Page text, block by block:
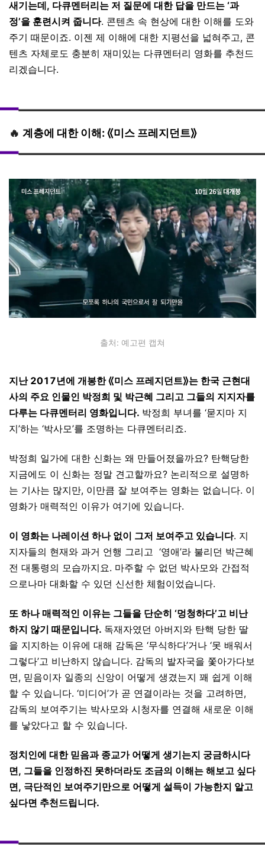
새기는데, 다큐멘터리는 저 질문에 대한 답을 만드는 ‘과
정’을 훈련시켜 줍니다. 콘텐츠 속 현상에 대한 이해를 도와
주기 때문이죠. 이젠 제 이해에 대한 지평선을 넓혀주고, 콘
텐츠 자체로도 충분히 재미있는 다큐멘터리 영화를 추천드
리겠습니다.
🔥 계층에 대한 이해: ⟪미스 프레지던트⟫
출처: 예고편 캡쳐
지난 2017년에 개봉한 ⟪미스 프레지던트⟫는 한국 근현대
사의 주요 인물인 박정희 및 박근혜 그리고 그들의 지지자를
다루는 다큐멘터리 영화입니다. 박정희 부녀를 ‘묻지마 지
지’하는 ‘박사모’를 조명하는 다큐멘터리죠.
박정희 일가에 대한 신화는 왜 만들어졌을까요? 탄핵당한
지금에도 이 신화는 정말 견고할까요? 논리적으로 설명하
는 기사는 많지만, 이만큼 잘 보여주는 영화는 없습니다. 이
영화가 매력적인 이유가 여기에 있습니다.
이 영화는 나레이션 하나 없이 그저 보여주고 있습니다. 지
지자들의 현재와 과거 언행 그리고 ‘영애’라 불리던 박근혜
전 대통령의 모습까지요. 마주할 수 없던 박사모와 간접적
으로나마 대화할 수 있던 신선한 체험이었습니다.
또 하나 매력적인 이유는 그들을 단순히 ‘멍청하다’고 비난
하지 않기 때문입니다. 독재자였던 아버지와 탄핵 당한 딸
을 지지하는 이유에 대해 감독은 ‘무식하다’거나 ‘못 배워서
그렇다’고 비난하지 않습니다. 감독의 발자국을 쫓아가다보
면, 믿음이자 일종의 신앙이 어떻게 생겼는지 꽤 쉽게 이해
할 수 있습니다. ‘미디어’가 곧 연결이라는 것을 고려하면,
감독의 보여주기는 박사모와 시청자를 연결해 새로운 이해
를 낳았다고 할 수 있습니다.
정치인에 대한 믿음과 종교가 어떻게 생기는지 궁금하시다
면, 그들을 인정하진 못하더라도 조금의 이해는 해보고 싶다
면, 극단적인 보여주기만으로 어떻게 설득이 가능한지 알고
싶다면 추천드립니다.